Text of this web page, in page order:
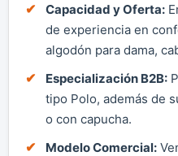
Capacidad y Oferta:
de experiencia en
algodón para dama,
Especialización B2B:
tipo Polo, además de
o con capucha.
Modelo Comercial: